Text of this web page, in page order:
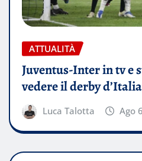
ATTUALITÀ
Juventus-Inter in tv e
vedere il derby
Luca Talotta Ago